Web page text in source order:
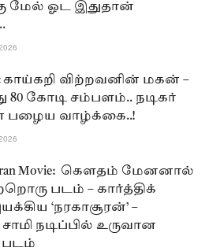
மேல் ஓட இதுதான்
காய்கறி விற்றவனின் மகன் –
80 கோடி சம்பளம்.. நடிகர்
பழைய வாழ்க்கை..!
Movie: கௌதம் மேனனால்
படம் – கார்த்திக்
‘நரகாசூரன்’ –
நடிப்பில் உருவான
படம்